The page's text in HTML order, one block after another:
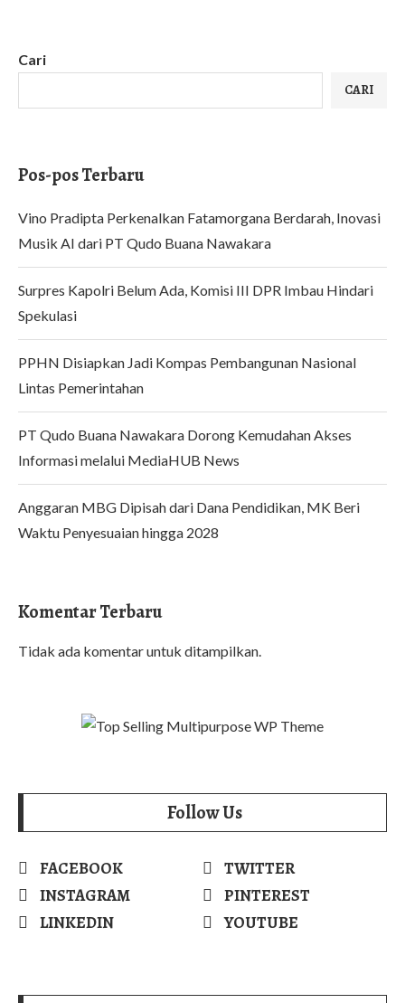
Cari
CARI
Pos-pos Terbaru
Vino Pradipta Perkenalkan Fatamorgana Berdarah, Inovasi
Musik AI dari PT Qudo Buana Nawakara
Surpres Kapolri Belum Ada, Komisi III DPR Imbau Hindari
Spekulasi
PPHN Disiapkan Jadi Kompas Pembangunan Nasional
Lintas Pemerintahan
PT Qudo Buana Nawakara Dorong Kemudahan Akses
Informasi melalui MediaHUB News
Anggaran MBG Dipisah dari Dana Pendidikan, MK Beri
Waktu Penyesuaian hingga 2028
Komentar Terbaru
Tidak ada komentar untuk ditampilkan.
Follow Us
FACEBOOK
TWITTER
INSTAGRAM
PINTEREST
LINKEDIN
YOUTUBE